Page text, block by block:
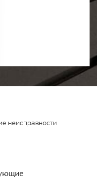
неисправности